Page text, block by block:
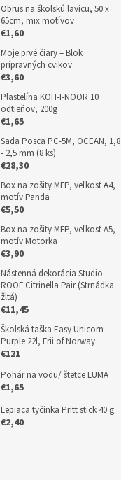
Obrus na školskú lavicu, 50 x
65cm, mix motívov
€1,60
Moje prvé čiary – Blok
prípravných cvikov
€3,60
Plastelína KOH-I-NOOR 10
odtieňov, 200g
€1,65
Sada Posca PC-5M, OCEAN, 1,8
- 2,5 mm (8 ks)
€28,30
Box na zošity MFP, veľkosť A4,
motív Panda
€5,50
Box na zošity MFP, veľkosť A5,
motív Motorka
€3,90
Nástenná dekorácia Studio
ROOF Citrinella Pair (Strnádka
žltá)
€11,45
Školská taška Easy Unicorn
Purple 22l, Frii of Norway
€121
Pohár na vodu/ štetce LUMA
€1,65
Lepiaca tyčinka Pritt stick 40 g
€2,40